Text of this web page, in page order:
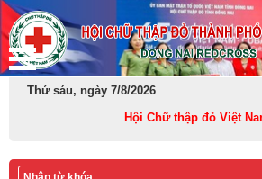
Thứ sáu, ngày 7/8/2026
Hội Chữ thập đỏ Việt